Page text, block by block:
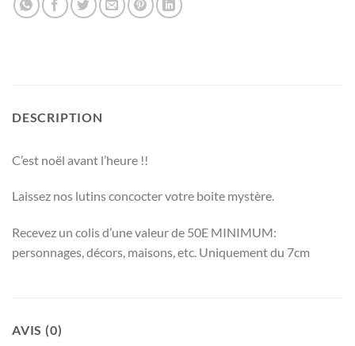
DESCRIPTION
C’est noël avant l’heure !!
Laissez nos lutins concocter votre boite mystère.
Recevez un colis d’une valeur de 50E MINIMUM:
personnages, décors, maisons, etc. Uniquement du 7cm
AVIS (0)